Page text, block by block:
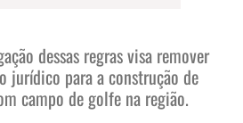
dessas regras visa remover
jurídico para a construção de
campo de golfe na região.